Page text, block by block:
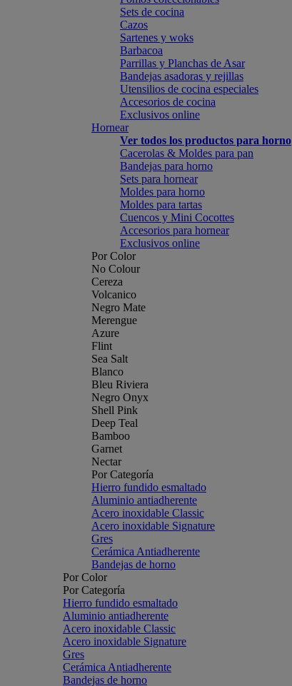
Sets de cocina
Cazos
Sartenes y woks
Barbacoa
Parrillas y Planchas de Asar
Bandejas asadoras y rejillas
Utensilios de cocina especiales
Accesorios de cocina
Exclusivos online
Hornear
Ver todos los productos para horno
Cacerolas & Moldes para pan
Bandejas para horno
Sets para hornear
Moldes para horno
Moldes para tartas
Cuencos y Mini Cocottes
Accesorios para hornear
Exclusivos online
Por Color
No Colour
Cereza
Volcanico
Negro Mate
Merengue
Azure
Flint
Sea Salt
Blanco
Bleu Riviera
Negro Onyx
Shell Pink
Deep Teal
Bamboo
Garnet
Nectar
Por Categoría
Hierro fundido esmaltado
Aluminio antiadherente
Acero inoxidable Classic
Acero inoxidable Signature
Gres
Cerámica Antiadherente
Bandejas de horno
Por Color
Por Categoría
Hierro fundido esmaltado
Aluminio antiadherente
Acero inoxidable Classic
Acero inoxidable Signature
Gres
Cerámica Antiadherente
Bandejas de horno